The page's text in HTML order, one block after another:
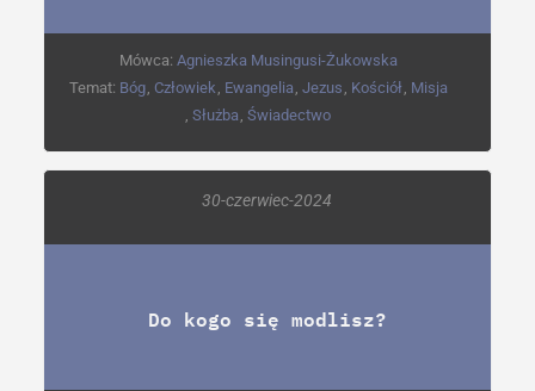
Mówca: Agnieszka Musingusi-Żukowska
Temat: Bóg Człowiek Ewangelia Jezus Kościół Misja
,Służba ,Świadectwo
30-czerwiec-2024
Do kogo się modlisz?